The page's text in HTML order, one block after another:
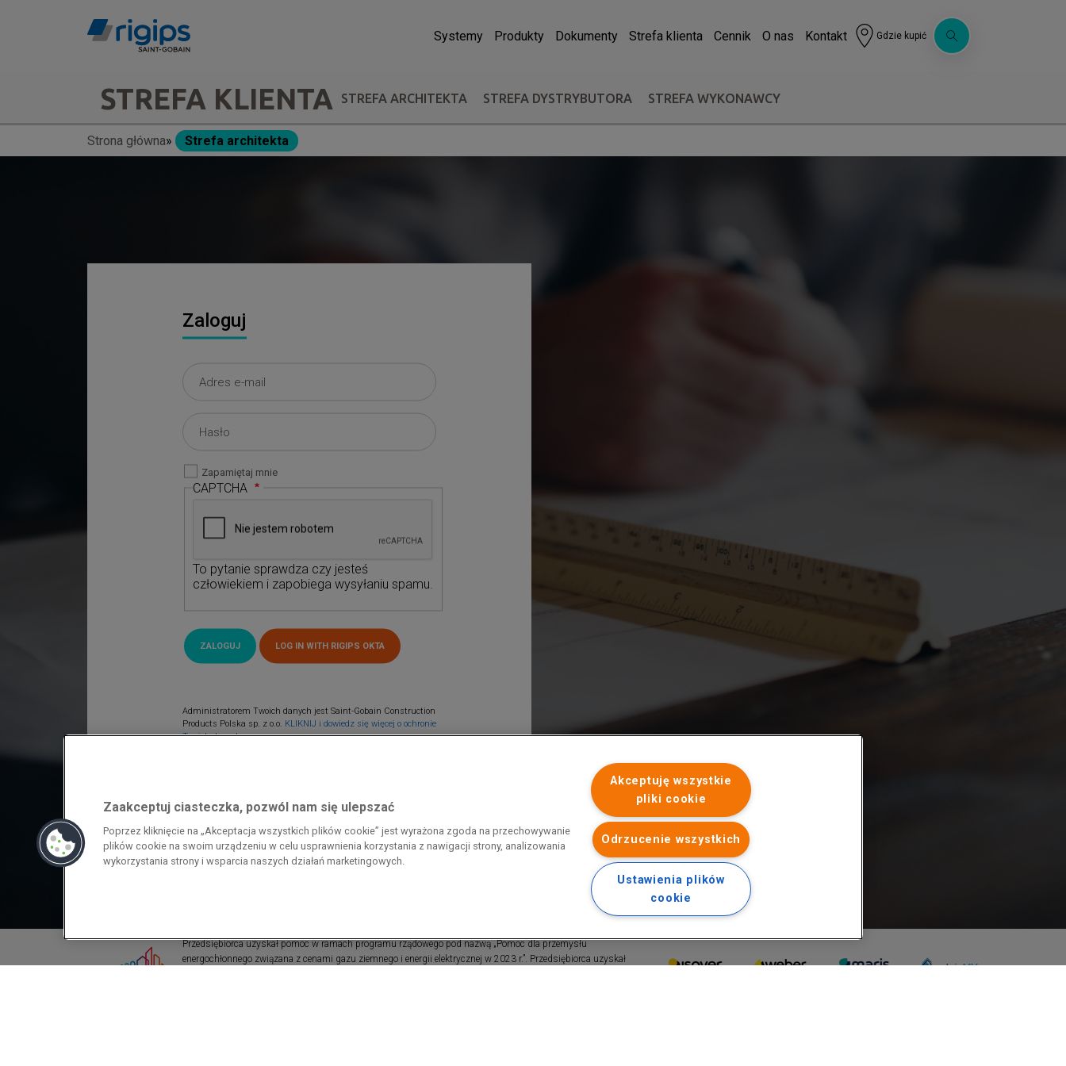
Systemy Produkty Dokumenty Strefa klienta Cennik O nas Kontakt Gdzie kupić
navigation
-
STREFA KLIENTA STREFA ARCHITEKTA STREFA DYSTRYBUTORA STREFA WYKONAWCY
Ścieżka
Strona główna Strefa architekta
Zaloguj
Zapamiętaj mnie
CAPTCHA
To pytanie sprawdza czy jesteś
człowiekiem i zapobiega wysyłaniu spamu.
Administratorem Twoich danych jest Saint-Gobain Construction
Products Polska sp. z o.o. KLIKNIJ i dowiedz się więcej o ochronie
Twoich danych.
Przedsiębiorca uzyskał pomoc w ramach programu rządowego pod nazwą „Pomoc dla przemysłu
energochłonnego związana z cenami gazu ziemnego i energii elektrycznej w 2023 r.”. Przedsiębiorca uzyskał
Zaakceptuj ciasteczka, pozwól nam się ulepszać
Poprzez kliknięcie na „Akceptacja wszystkich plików cookie” jest wyrażona zgoda na przechowywanie
plików cookie na swoim urządzeniu w celu usprawnienia korzystania z nawigacji strony, analizowania
wykorzystania strony i wsparcia naszych działań marketingowych.
Akceptuję wszystkie
pliki cookie
Odrzucenie wszystkich
Ustawienia plików
cookie